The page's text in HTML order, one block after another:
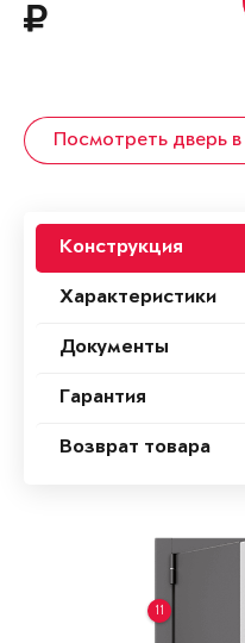
Посмотреть дверь
Конструкция
Характеристики
Документы
Гарантия
Возврат товара
11